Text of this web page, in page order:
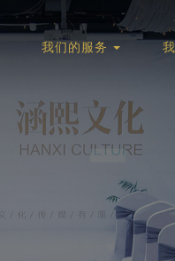
我们的服务